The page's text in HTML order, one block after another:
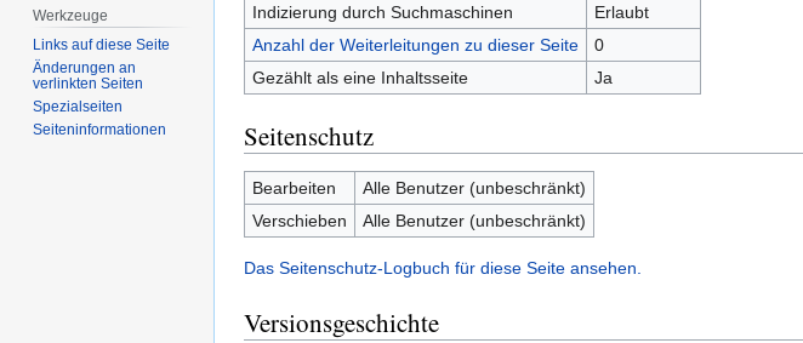
Indizierung durch Suchmaschinen
Erlaubt
Anzahl der Weiterleitungen zu dieser Seite
0
Gezählt als eine Inhaltsseite
Ja
Seitenschutz
Bearbeiten
Alle Benutzer (unbeschränkt)
Verschieben
Alle Benutzer (unbeschränkt)
Das Seitenschutz-Logbuch für diese Seite ansehen.
Versionsgeschichte
Werkzeuge
Links auf diese Seite
Änderungen an
verlinkten Seiten
Spezialseiten
Seiten­informationen